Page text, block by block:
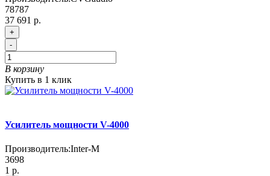
78787
37 691 р.
+
-
В корзину
Купить в 1 клик
Усилитель мощности V-4000
Производитель:Inter-M
3698
1 р.